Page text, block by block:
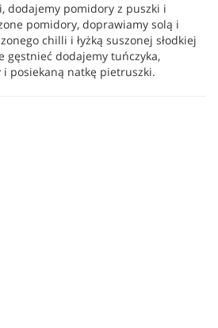
dodajemy pomidory z puszki i
pomidory, doprawiamy solą i
chilli i łyżką suszonej słodkiej
gęstnieć dodajemy tuńczyka,
posiekaną natkę pietruszki.